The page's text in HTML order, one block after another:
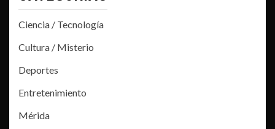
Ciencia / Tecnología
Cultura / Misterio
Deportes
Entretenimiento
Mérida